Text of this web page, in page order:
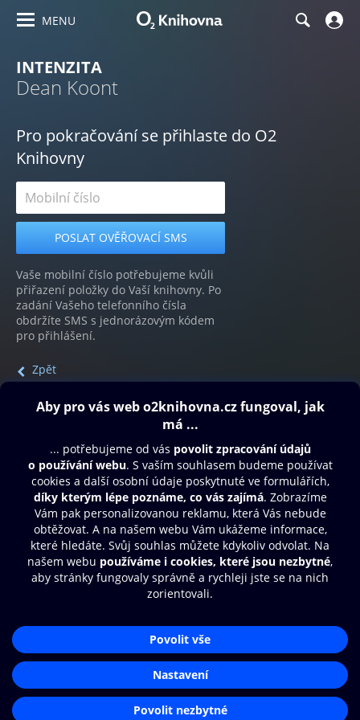
MENU
INTENZITA
Dean Koont
Pro pokračování se přihlaste do O2
Knihovny
Vaše mobilní číslo potřebujeme kvůli
přiřazení položky do Vaší knihovny. Po
zadání Vašeho telefonního čísla
obdržíte SMS s jednorázovým kódem
pro přihlášení.
Zpět
Obsah ke stažení
Moje O2 Knihovna
Další zábava
© O2 Czech Republic a.s.
Přístupnost
Zásady zpracování osobních údajů
Nastavení cookies
Aplikace O2 Knihovna
Čti a poslouchej své e-knihy a
audioknihy rychleji a pohodlněji.